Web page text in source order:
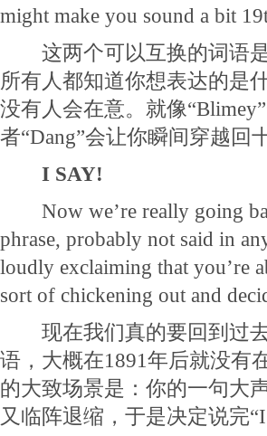
might make you sound a bit
这两个可以互换的词语是
所有人都知道你想表达的是
没有人会在意。就像
者“Dang”会让你瞬间穿越回
I SAY!
Now we’re really going
phrase, probably not said in
loudly exclaiming that you’re
sort of chickening out and
现在我们真的要回到过去
语，大概在1891年后就没有
的大致场景是：你的一句大
又临阵退缩，于是决定说完